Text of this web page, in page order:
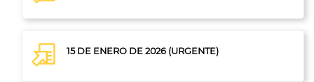
15 DE ENERO DE 2026 (URGENTE)